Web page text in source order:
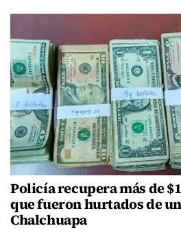
Policía recupera más de
que fueron hurtados de
Chalchuapa